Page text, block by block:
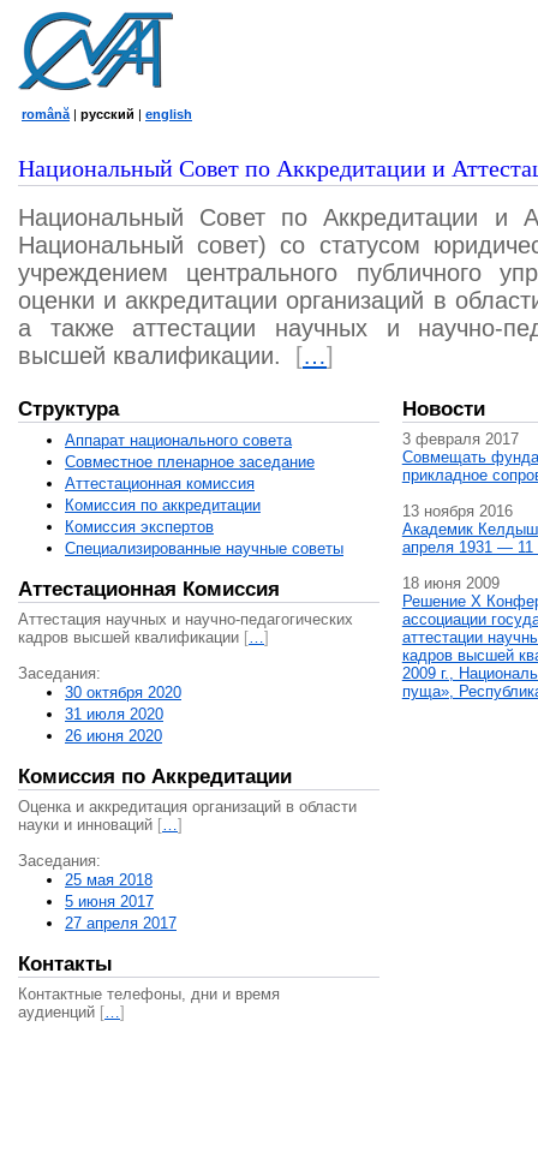
română | русский | english
Национальный Совет по Аккредитации и
Национальный Совет по Аккредитации и
Национальный совет) со статусом
учреждением центрального публичного
оценки и аккредитации организаций в
а также аттестации научных и научно-
высшей квалификации.
[…]
Структура
Аппарат национального совета
Совместное пленарное заседание
Аттестационная комисcия
Комиссия по аккредитации
Комиссия экспертов
Специализированные научные советы
Аттестационная Комиссия
Аттестация научных и научно-педагогических
кадров высшей квалификации […]
Заседания:
30 октября 2020
31 июля 2020
26 июня 2020
Комиссия по Аккредитации
Оценка и аккредитация организаций в области
науки и инноваций […]
Заседания:
25 мая 2018
5 июня 2017
27 апреля 2017
Контакты
Контактные телефоны, дни и время
аудиенций […]
Новости
3 февраля 2017
Совмещать
прикладное
13 ноября 2016
Академик
апреля 1931 — 11
18 июня 2009
Решение X
ассоциации
аттестации
кадров высшей
2009 г.,
пуща»,